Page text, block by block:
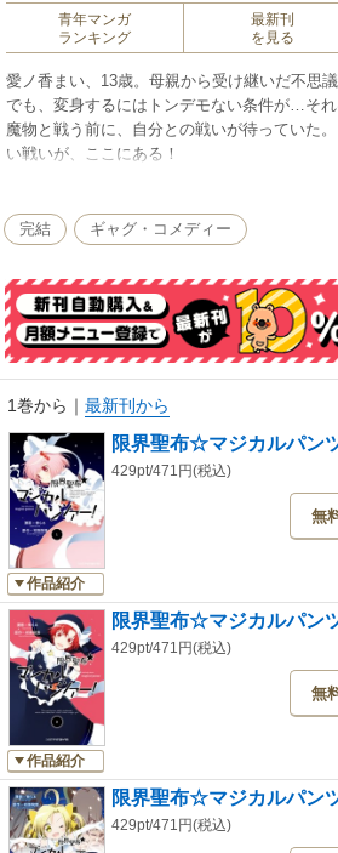
青年マンガ
ランキング
最新刊
を見る
愛ノ香まい、13歳。母親から受け継いだ不思
でも、変身するにはトンデモない条件が…そ
魔物と戦う前に、自分との戦いが待っていた
い戦いが、ここにある！
完結 ギャグ・コメディー
1巻から ｜ 最新刊から
作品紹介
限界聖布☆マジカルパン
429pt/471円(税込)
無
作品紹介
限界聖布☆マジカルパン
429pt/471円(税込)
無
限界聖布☆マジカルパン
429pt/471円(税込)